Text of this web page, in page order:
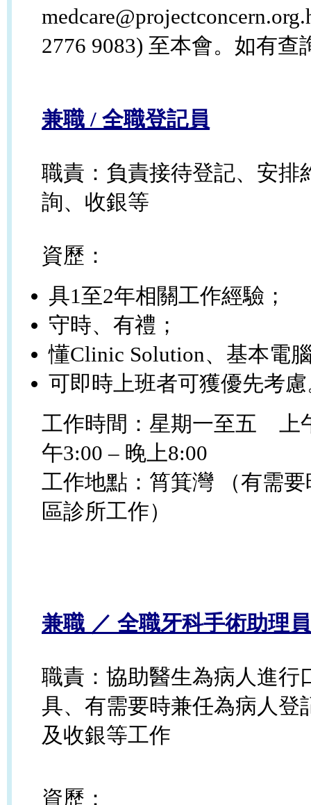
2776 9083) 至本會。如有查
兼職 / 全職登記員
職責：負責接待登記、安排
詢、收銀等
資歷：
具1至2年相關工作經驗；
守時、有禮；
懂Clinic Solution、基本電
可即時上班者可獲優先考
工作時間：星期一至五 上
午3:00 – 晚上8:00
工作地點：筲箕灣 （有需
區診所工作）
兼職 ／ 全職牙科手術助理員
職責：協助醫生為病人進行
具、有需要時兼任為病人登
及收銀等工作
資歷：